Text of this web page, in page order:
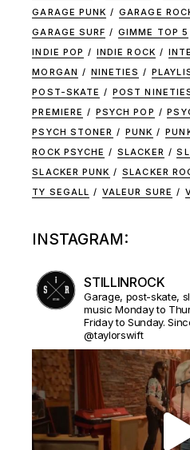
GARAGE PUNK
GARAGE
GARAGE SURF
GIMME TOP 5
INDIE POP
INDIE ROCK
MORGAN
NINETIES
POST-SKATE
POST
PREMIERE
PSYCH POP
PSYCH STONER
PUNK
ROCK PSYCHE
SLACKER
SLACKER PUNK
SLACKER
TY SEGALL
VALEUR SURE
INSTAGRAM:
STILLINROCK
Garage, post-skate,
music Monday to
Friday to Sunday.
@taylorswift